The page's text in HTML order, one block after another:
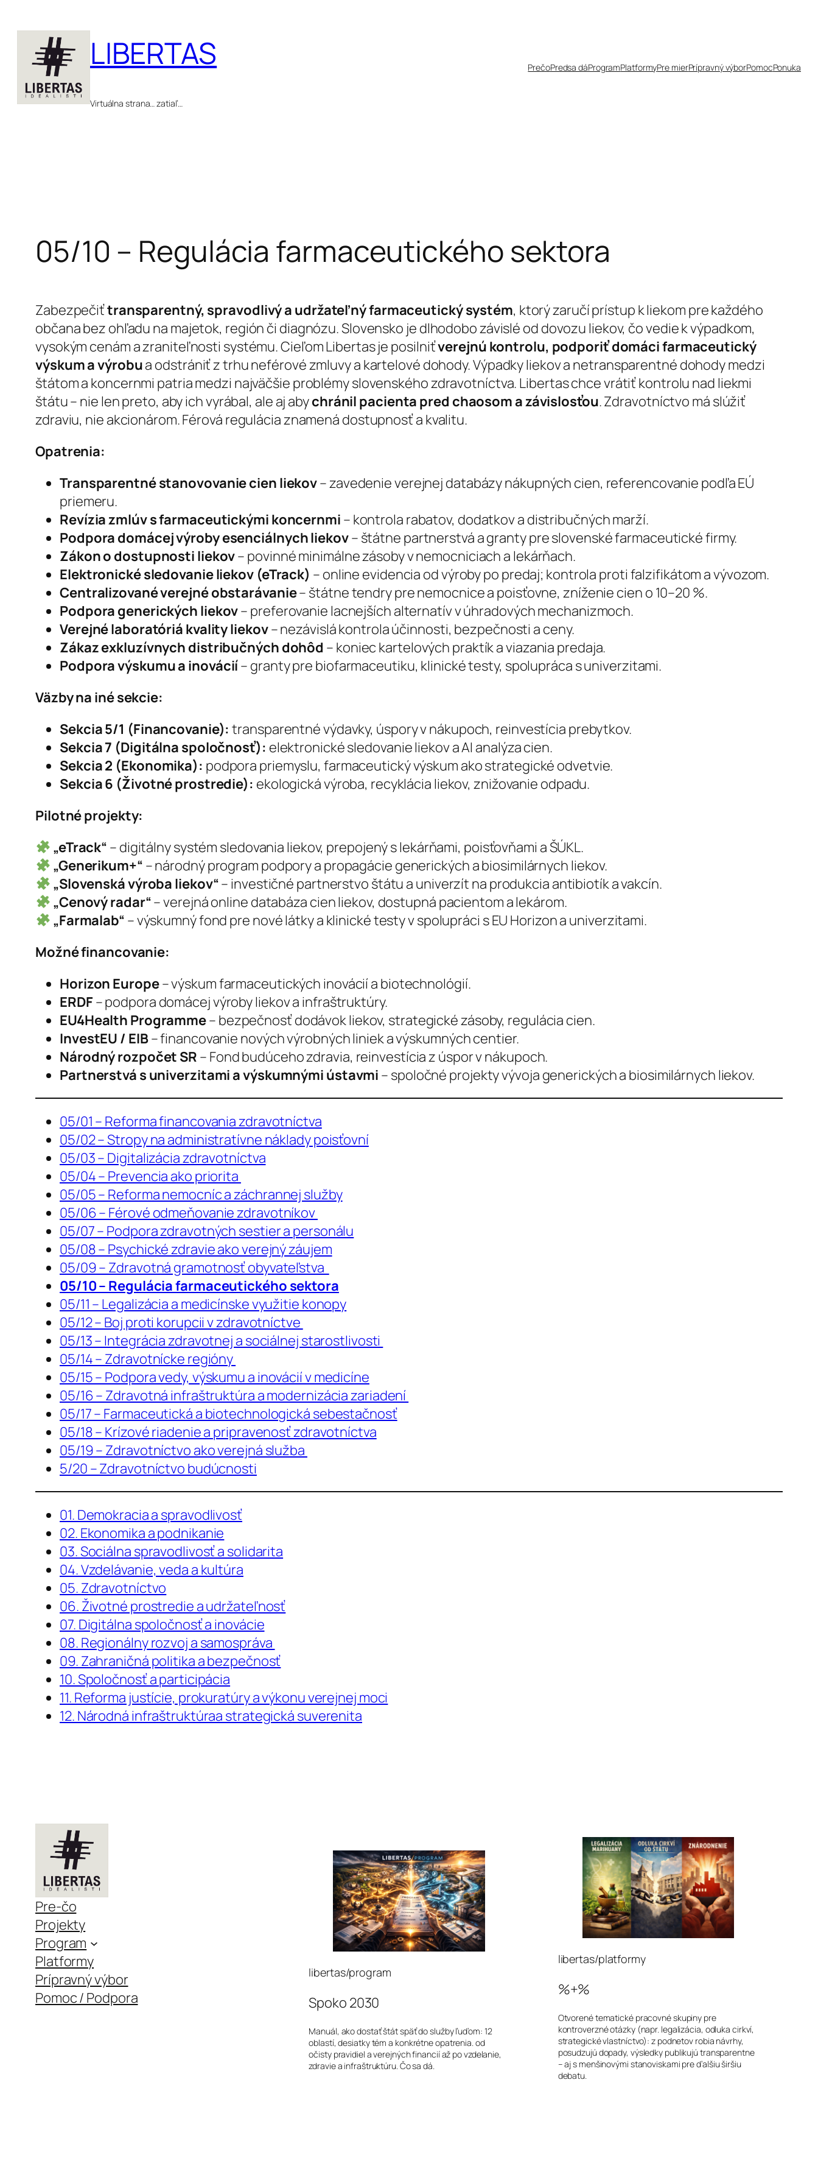
na
obsah
LIBERTAS
Virtuálna strana… zatiaľ…
PrečoPredsa dáProgramPlatformyPre mierPrípravný výborPomocPonuka
05/10 – Regulácia farmaceutického sektora
Zabezpečiťtransparentný, spravodlivý a udržateľný farmaceutický systém, ktorý zaručí prístup k liekom pre každého
občana bez ohľadu na majetok, región či diagnózu. Slovensko je dlhodobo závislé od dovozu liekov, čo vedie k výpadkom,
vysokým cenám a zraniteľnosti systému. Cieľom Libertas je posilniťverejnú kontrolu, podporiť domáci farmaceutický
výskum a výrobua odstrániť z trhu neférové zmluvy a kartelové dohody. Výpadky liekov a netransparentné dohody medzi
štátom a koncernmi patria medzi najväčšie problémy slovenského zdravotníctva. Libertas chce vrátiť kontrolu nad liekmi
štátu – nie len preto, aby ich vyrábal, ale aj abychránil pacienta pred chaosom a závislosťou. Zdravotníctvo má slúžiť
zdraviu, nie akcionárom. Férová regulácia znamená dostupnosť a kvalitu.
Opatrenia:
Transparentné stanovovanie cien liekov– zavedenie verejnej databázy nákupných cien, referencovanie podľa EÚ
priemeru.
Revízia zmlúv s farmaceutickými koncernmi – kontrola rabatov, dodatkov a distribučných marží.
Podpora domácej výroby esenciálnych liekov– štátne partnerstvá a granty pre slovenské farmaceutické firmy.
Zákon o dostupnosti liekov– povinné minimálne zásoby v nemocniciach a lekárňach.
Elektronické sledovanie liekov (eTrack) – online evidencia od výroby po predaj; kontrola proti falzifikátom a vývozom.
Centralizované verejné obstarávanie– štátne tendry pre nemocnice a poisťovne, zníženie cien o 10–20 %.
Podpora generických liekov– preferovanie lacnejších alternatív v úhradových mechanizmoch.
Verejné laboratóriá kvality liekov– nezávislá kontrola účinnosti, bezpečnosti a ceny.
Zákaz exkluzívnych distribučných dohôd – koniec kartelových praktík a viazania predaja.
Podpora výskumu a inovácií– granty pre biofarmaceutiku, klinické testy, spolupráca s univerzitami.
Väzby na iné sekcie:
Sekcia 5/1 (Financovanie): transparentné výdavky, úspory v nákupoch, reinvestícia prebytkov.
Sekcia 7 (Digitálna spoločnosť): elektronické sledovanie liekov a AI analýza cien.
Sekcia 2 (Ekonomika): podpora priemyslu, farmaceutický výskum ako strategické odvetvie.
Sekcia 6 (Životné prostredie): ekologická výroba, recyklácia liekov, znižovanie odpadu.
Pilotné projekty:
„eTrack“ – digitálny systém sledovania liekov, prepojený s lekárňami, poisťovňami a ŠÚKL.
„Generikum+“ – národný program podpory a propagácie generických a biosimilárnych liekov.
„Slovenská výroba liekov“– investičné partnerstvo štátu a univerzít na produkcia antibiotík a vakcín.
„Cenový radar“– verejná online databáza cien liekov, dostupná pacientom a lekárom.
„Farmalab“ – výskumný fond pre nové látky a klinické testy v spolupráci s EU Horizon a univerzitami.
Možné financovanie:
Horizon Europe– výskum farmaceutických inovácií a biotechnológií.
ERDF – podpora domácej výroby liekov a infraštruktúry.
EU4Health Programme– bezpečnosť dodávok liekov, strategické zásoby, regulácia cien.
InvestEU / EIB– financovanie nových výrobných liniek a výskumných centier.
Národný rozpočet SR – Fond budúceho zdravia, reinvestícia z úspor v nákupoch.
Partnerstvá s univerzitami a výskumnými ústavmi – spoločné projekty vývoja generických a biosimilárnych liekov.
05/01 – Reforma financovania zdravotníctva
05/02 – Stropy na administratívne náklady poisťovní
05/03 – Digitalizácia zdravotníctva
05/04 – Prevencia ako priorita
05/05 – Reforma nemocníc a záchrannej služby
05/06 – Férové odmeňovanie zdravotníkov
05/07 – Podpora zdravotných sestier a personálu
05/08 – Psychické zdravie ako verejný záujem
05/09 – Zdravotná gramotnosť obyvateľstva
05/10 – Regulácia farmaceutického sektora
05/11 – Legalizácia a medicínske využitie konopy
05/12 – Boj proti korupcii v zdravotníctve
05/13 – Integrácia zdravotnej a sociálnej starostlivosti
05/14 – Zdravotnícke regióny
05/15 – Podpora vedy, výskumu a inovácií v medicíne
05/16 – Zdravotná infraštruktúra a modernizácia zariadení
05/17 – Farmaceutická a biotechnologická sebestačnosť
05/18 – Krízové riadenie a pripravenosť zdravotníctva
05/19 – Zdravotníctvo ako verejná služba
5/20 – Zdravotníctvo budúcnosti
01. Demokracia a spravodlivosť
02. Ekonomika a podnikanie
03. Sociálna spravodlivosť a solidarita
04. Vzdelávanie, veda a kultúra
05. Zdravotníctvo
06. Životné prostredie a udržateľnosť
07. Digitálna spoločnosť a inovácie
08. Regionálny rozvoj a samospráva
09. Zahraničná politika a bezpečnosť
10. Spoločnosť a participácia
11. Reforma justície, prokuratúry a výkonu verejnej moci
12. Národná infraštruktúraa strategická suverenita
Pre-čo
Projekty
Program
Platformy
Prípravný výbor
Pomoc / Podpora
libertas/program
Spoko 2030
Manuál, ako dostať štát späť do služby ľuďom: 12
oblastí, desiatky tém a konkrétne opatrenia. od
očisty pravidiel a verejných financií až po vzdelanie,
zdravie a infraštruktúru. Čo sa dá.
libertas/platformy
%+%
Otvorené tematické pracovné skupiny pre
kontroverzné otázky (napr. legalizácia, odluka cirkví,
strategické vlastníctvo): z podnetov robia návrhy,
posudzujú dopady, výsledky publikujú transparentne
– aj s menšinovými stanoviskami pre ďalšiu širšiu
debatu.